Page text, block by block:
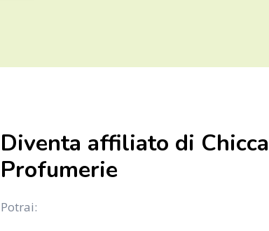
Diventa affiliato di Chicca
Profumerie
Potrai: